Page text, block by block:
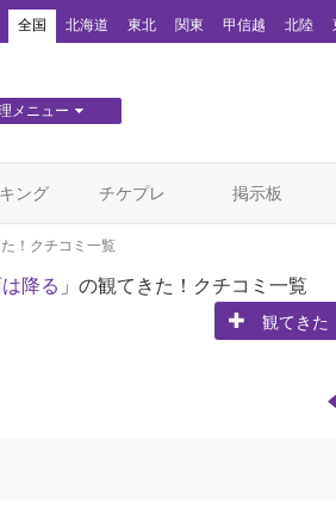
全国 北海道 東北 関東 甲信越 北陸
メニュー
ング チケプレ 掲示板
！クチコミ一覧
降る 」の観てきた！クチコミ一覧
観てきた